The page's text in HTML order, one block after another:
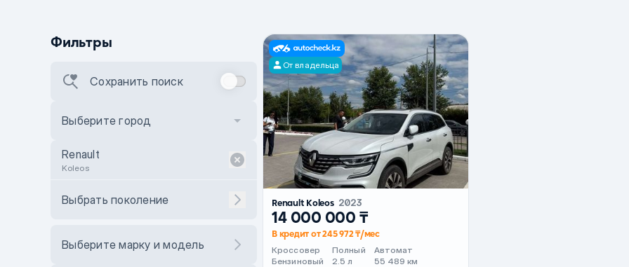
Фильтры
Сохранить поиск
Выберите город
Renault
Koleos
Выбрать поколение
Выберите марку и модель
От владельца
Renault Koleos 2023
14 000 000 ₸
В кредит от 245 972 ₸/мес
Кроссовер
Бензиновый
Полный
2.5 л
Автомат
55 489 км